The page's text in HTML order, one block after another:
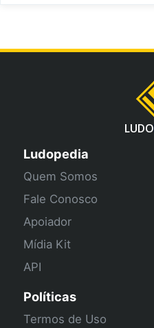
LUDO
Ludopedia
Quem Somos
Fale Conosco
Apoiador
Mídia Kit
API
Políticas
Termos de Uso